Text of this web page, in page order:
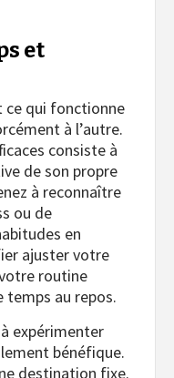
et
ce qui fonctionne
à l’autre.
consiste à
de son propre
à reconnaître
ou de
en
ajuster votre
routine
temps au repos.
expérimenter
bénéfique.
destination fixe.